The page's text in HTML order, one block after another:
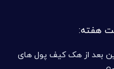
هفته:
کوین بعد از هک کیف پول های